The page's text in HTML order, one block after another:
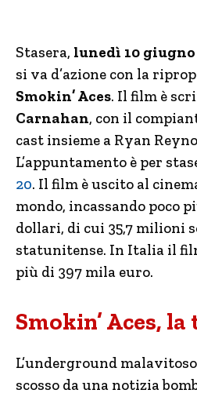
Stasera, lunedì 10 giugno
si va d’azione con la
Smokin’ Aces. Il film è
Carnahan, con il
cast insieme a Ryan
L’appuntamento è per
20. Il film è uscito al
mondo, incassando poco
dollari, di cui 35,7 milioni
statunitense. In Italia il
più di 397 mila euro.
Smokin’ Aces,
L’underground malavitoso
scosso da una notizia